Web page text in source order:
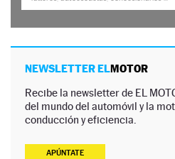
NEWSLETTER ELMOTOR
Recibe la newsletter de EL
del mundo del automóvil y la
conducción y eficiencia.
APÚNTATE